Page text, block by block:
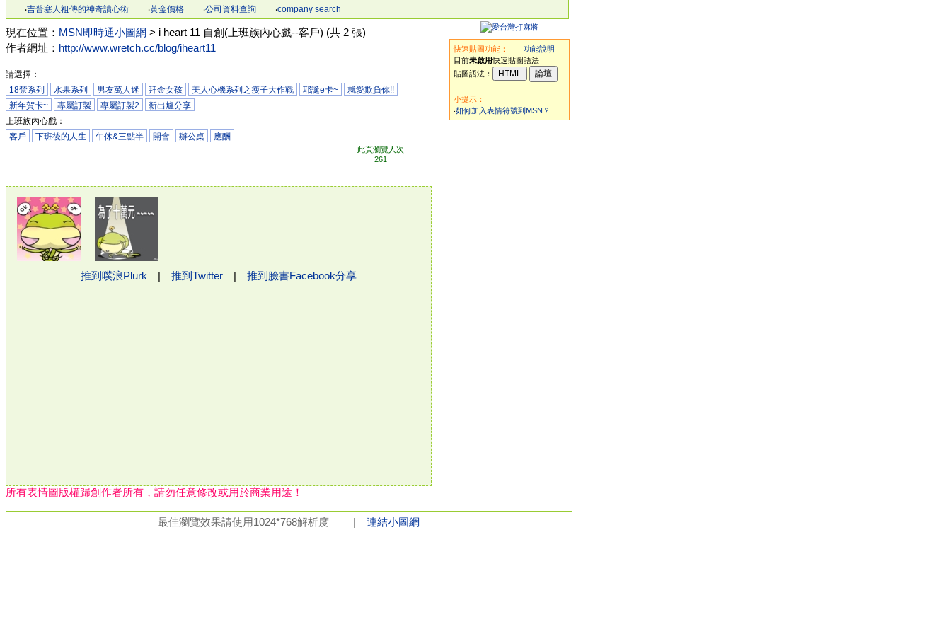
‧吉普塞人祖傳的神奇讀心術 ‧黃金價格 ‧公司資料查詢 ‧company search
現在位置： MSN即時通小圖網 > i heart 11 自創(上班族內心戲--客戶) (共 2 張)
作者網址： http://www.wretch.cc/blog/iheart11
請選擇：
18禁系列
水果系列 男友萬人迷 拜金女孩 美人心機系列之瘦子大作戰 耶誕e卡~
就愛欺負你!!
新年賀卡~
專屬訂製 專屬訂製2
新出爐分享
上班族內心戲：
客戶
下班後的人生 午休&三點半 開會 辦公桌 應酬
此頁瀏覽人次
261
快速貼圖功能：
功能說明
目前未啟用快速貼圖語法
貼圖語法：
小提示：
‧如何加入表情符號到MSN？
推到噗浪Plurk 推到Twitter 推到臉書Facebook分享
所有表情圖版權歸創作者所有，請勿任意修改或用於商業用途！
最佳瀏覽效果請使用1024*768解析度 | 連結小圖網